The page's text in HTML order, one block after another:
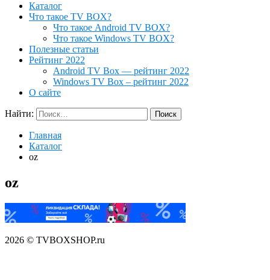
Каталог
Что такое TV BOX?
Что такое Android TV BOX?
Что такое Windows TV BOX?
Полезные статьи
Рейтинг 2022
Android TV Box — рейтинг 2022
Windows TV Box – рейтинг 2022
О сайте
Найти:
Главная
Каталог
oz
oz
2026 © TVBOXSHOP.ru